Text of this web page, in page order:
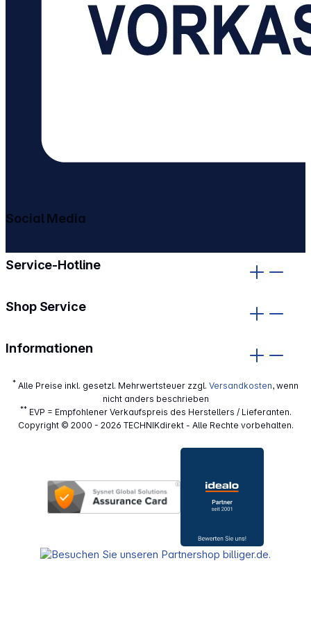
Service-Hotline
Shop Service
Informationen
Social Media
* Alle Preise inkl. gesetzl. Mehrwertsteuer zzgl. Versandkosten, wenn
nicht anders beschrieben
**EVP = Empfohlener Verkaufspreis des Herstellers / Lieferanten.
Copyright © 2000 - 2026 TECHNIKdirekt - Alle Rechte vorbehalten.